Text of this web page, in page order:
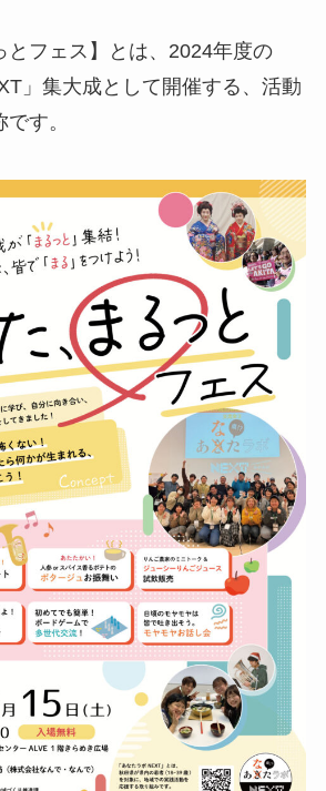
とフェス】とは、2024年度の
」集大成として開催する、活動
す。